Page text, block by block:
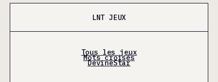
LNT JEUX
Tous les jeux
Mots croisés
DevineStar